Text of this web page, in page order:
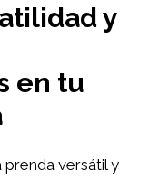
y
en tu
prenda versátil y